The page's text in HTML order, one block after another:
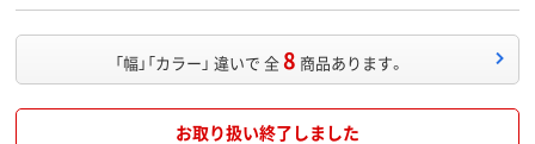
「幅」「カラー」 違いで 全8 商品あります。
お取り扱い終了しました